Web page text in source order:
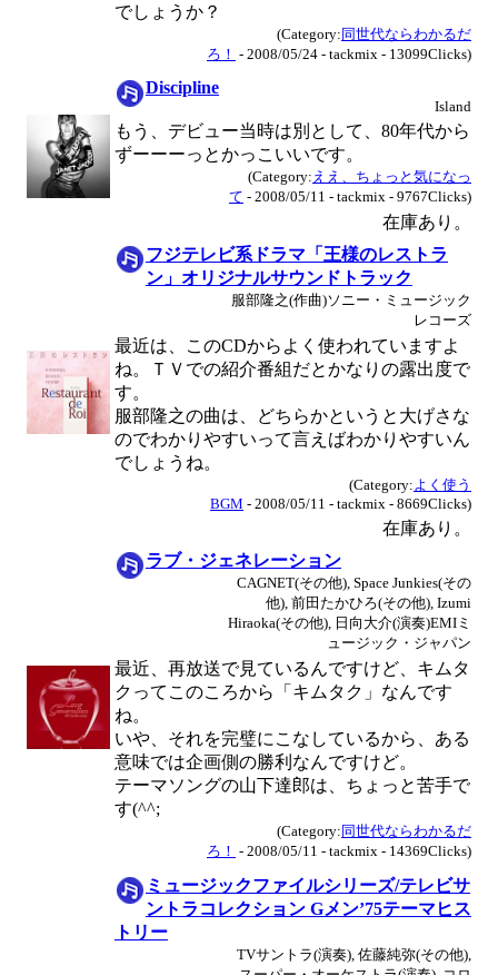
でしょうか？
(Category: 同世代ならわかるだ
ろ！ - 2008/05/24 - tackmix - 13099Clicks)
Discipline
Island
もう、デビュー当時は別として、80年代から
ずーーーっとかっこいいです。
(Category: ええ、ちょっと気になっ
て - 2008/05/11 - tackmix - 9767Clicks)
在庫あり。
フジテレビ系ドラマ「王様のレストラ
ン」オリジナルサウンドトラック
服部隆之(作曲)ソニー・ミュージック
レコーズ
最近は、このCDからよく使われていますよ
ね。ＴＶでの紹介番組だとかなりの露出度で
す。
服部隆之の曲は、どちらかというと大げさな
のでわかりやすいって言えばわかりやすいん
でしょうね。
(Category:よく使う
BGM - 2008/05/11 - tackmix - 8669Clicks)
在庫あり。
ラブ・ジェネレーション
CAGNET(その他), Space Junkies(その
他), 前田たかひろ(その他), Izumi
Hiraoka(その他), 日向大介(演奏)EMIミ
ュージック・ジャパン
最近、再放送で見ているんですけど、キムタ
クってこのころから「キムタク」なんです
ね。
いや、それを完璧にこなしているから、ある
意味では企画側の勝利なんですけど。
テーマソングの山下達郎は、ちょっと苦手で
す(^^;
(Category: 同世代ならわかるだ
ろ！ - 2008/05/11 - tackmix - 14369Clicks)
ミュージックファイルシリーズ/テレビサ
ントラコレクション Gメン’75テーマヒス
トリー
TVサントラ(演奏), 佐藤純弥(その他),